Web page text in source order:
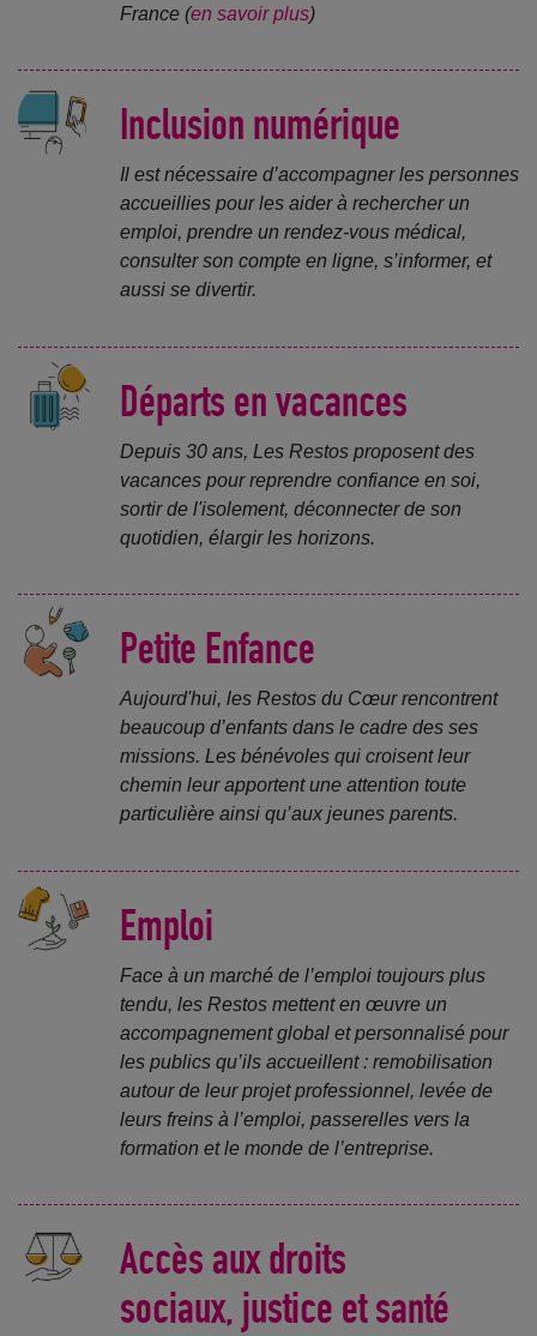
France (en savoir plus)
Inclusion numérique
Il est nécessaire d’accompagner les personnes
accueillies pour les aider à rechercher un
emploi, prendre un rendez-vous médical,
consulter son compte en ligne, s’informer, et
aussi se divertir.
Départs en vacances
Depuis 30 ans, Les Restos proposent des
vacances pour reprendre confiance en soi,
sortir de l'isolement, déconnecter de son
quotidien, élargir les horizons.
Petite Enfance
Aujourd'hui, les Restos du Cœur rencontrent
beaucoup d’enfants dans le cadre des ses
missions. Les bénévoles qui croisent leur
chemin leur apportent une attention toute
particulière ainsi qu’aux jeunes parents.
Emploi
Face à un marché de l’emploi toujours plus
tendu, les Restos mettent en œuvre un
accompagnement global et personnalisé pour
les publics qu’ils accueillent : remobilisation
autour de leur projet professionnel, levée de
leurs freins à l’emploi, passerelles vers la
formation et le monde de l’entreprise.
Accès aux droits
sociaux, justice et santé